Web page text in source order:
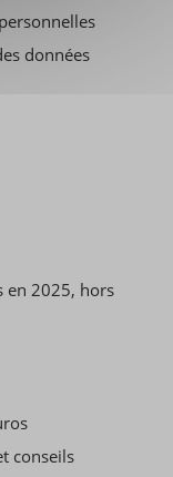
données
en 2025, hors
conseils